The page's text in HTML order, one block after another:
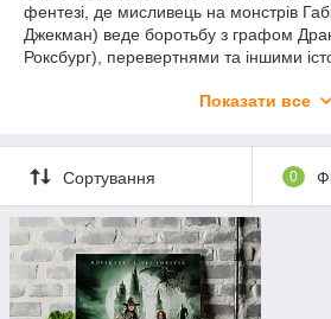
фентезі, де мисливець на монстрів
Джекман) веде боротьбу з графом
Роксбург), перевертнями та іншими
екшен роблять цю категорію
підійдуть для декору геймерської
кінотеатру або як атмосферний
вампірської тематики та готичної
Показати все
Сортування 0